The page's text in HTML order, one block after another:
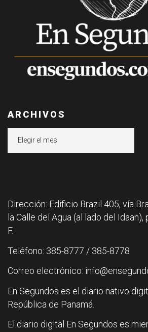
ARCHIVOS
Dirección: Edificio Brazil 405, vía
la Calle del Agua (al lado del Idaan),
F.
Teléfono: 385-8777 / 385-8778
Correo electrónico:
En Segundos es el diario nativo
República de Panamá.
El diario digital En Segundos es